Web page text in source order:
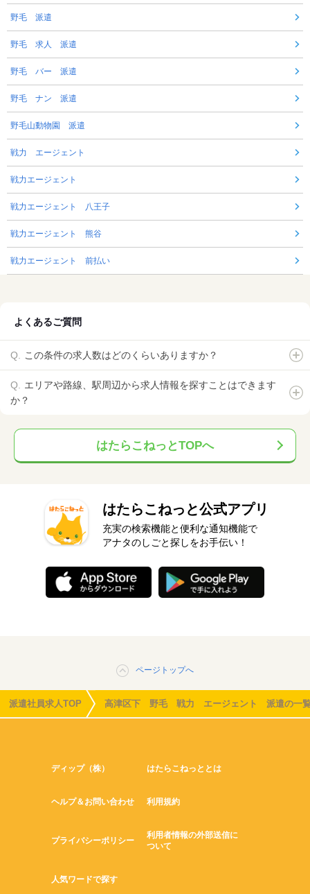
野毛 派遣
野毛 求人 派遣
野毛 バー 派遣
野毛 ナン 派遣
野毛山動物園 派遣
戦力 エージェント
戦力エージェント
戦力エージェント 八王子
戦力エージェント 熊谷
戦力エージェント 前払い
よくあるご質問
この条件の求人数はどのくらいありますか？
エリアや路線、駅周辺から求人情報を探すことはできます
か？
はたらこねっとTOPへ
はたらこねっと公式アプリ
充実の検索機能と便利な通知機能で
アナタのしごと探しをお手伝い！
ページトップへ
派遣社員求人TOP 高津区下 野毛 戦力 エージェント 派遣の一
ディップ（株） はたらこねっととは
ヘルプ＆お問い合わせ 利用規約
プライバシーポリシー
利用者情報の外部送信に
ついて
人気ワードで探す